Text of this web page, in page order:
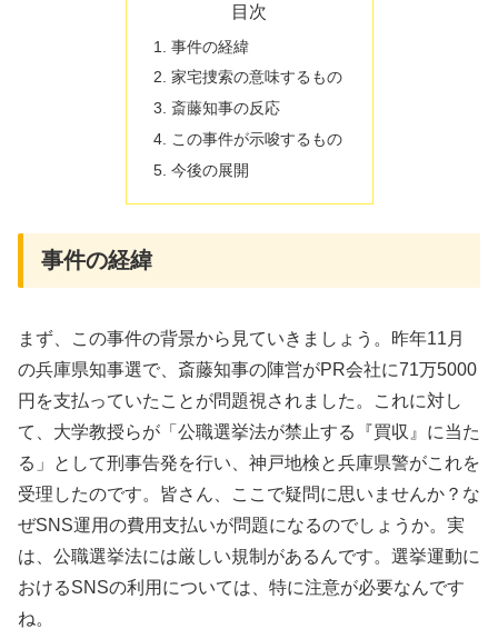
目次
事件の経緯
家宅捜索の意味するもの
斎藤知事の反応
この事件が示唆するもの
今後の展開
事件の経緯
まず、この事件の背景から見ていきましょう。昨年11月
の兵庫県知事選で、斎藤知事の陣営がPR会社に71万5000
円を支払っていたことが問題視されました。これに対し
て、大学教授らが「公職選挙法が禁止する『買収』に当た
る」として刑事告発を行い、神戸地検と兵庫県警がこれを
受理したのです。皆さん、ここで疑問に思いませんか？な
ぜSNS運用の費用支払いが問題になるのでしょうか。実
は、公職選挙法には厳しい規制があるんです。選挙運動に
おけるSNSの利用については、特に注意が必要なんです
ね。